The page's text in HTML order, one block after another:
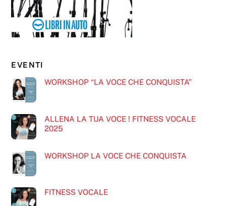
EVENTI
WORKSHOP “LA VOCE CHE CONQUISTA”
ALLENA LA TUA VOCE ! FITNESS VOCALE
2025
WORKSHOP LA VOCE CHE CONQUISTA
FITNESS VOCALE